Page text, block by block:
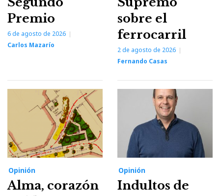
Premio
6 de agosto de 2026
Carlos Mazarío
sobre el
ferrocarril
2 de agosto de 2026
Fernando Casas
Opinión
Alma, corazón
Opinión
Indultos de